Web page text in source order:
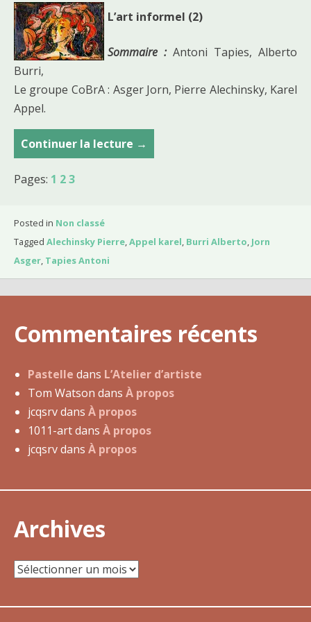
L’art informel (2)
Sommaire : Antoni Tapies, Alberto
Burri,
Le groupe CoBrA : Asger Jorn, Pierre Alechinsky, Karel
Appel.
Continuer la lecture C
o
d
2
j
i
2
0
4
→
Pages: 1 23
Posted in Non classé
Tagged Alechinsky Pierre,Appel karel, Burri Alberto, Jorn
Asger, Tapies Antoni
Commentaires récents
Pastelle dans L’Atelier d’artiste
Tom Watson dans À propos
jcqsrvdans À propos
1011-artdans À propos
jcqsrvdans À propos
Archives
Archives